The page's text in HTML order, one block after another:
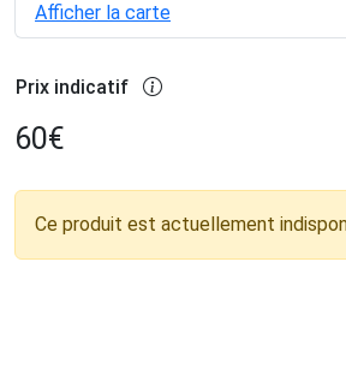
Afficher la carte
Prix indicatif
60€
Ce produit est actuellement